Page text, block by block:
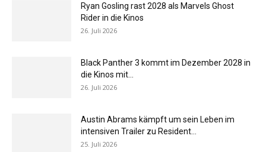
Ryan Gosling rast 2028 als Marvels Ghost
Rider in die Kinos
26. Juli 2026
Black Panther 3 kommt im Dezember 2028 in
die Kinos mit...
26. Juli 2026
Austin Abrams kämpft um sein Leben im
intensiven Trailer zu Resident...
25. Juli 2026